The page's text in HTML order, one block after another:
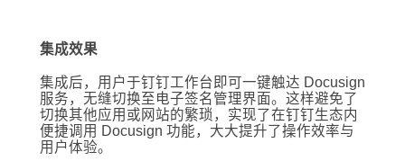
集成效果
集成后，用户于钉钉工作台即可一键触达 Docusign
服务，无缝切换至电子签名管理界面。这样避免了
切换其他应用或网站的繁琐，实现了在钉钉生态内
便捷调用 Docusign 功能，大大提升了操作效率与
用户体验。